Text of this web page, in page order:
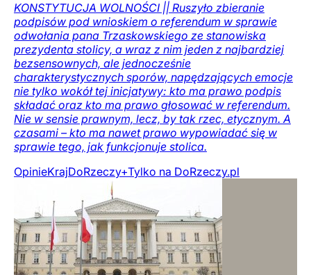
KONSTYTUCJA WOLNOŚCI || Ruszyło zbieranie
podpisów pod wnioskiem o referendum w sprawie
odwołania pana Trzaskowskiego ze stanowiska
prezydenta stolicy, a wraz z nim jeden z najbardziej
bezsensownych, ale jednocześnie
charakterystycznych sporów, napędzających emocje
nie tylko wokół tej inicjatywy: kto ma prawo podpis
składać oraz kto ma prawo głosować w referendum.
Nie w sensie prawnym, lecz, by tak rzec, etycznym. A
czasami – kto ma nawet prawo wypowiadać się w
sprawie tego, jak funkcjonuje stolica.
OpinieKrajDoRzeczy+Tylko na DoRzeczy.pl